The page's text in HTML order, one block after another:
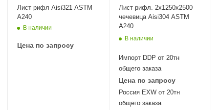
Лист рифл Aisi321 ASTM
A240
В наличии
Цена по запросу
Лист рифл. 2x1250х2500
чечевица Aisi304 ASTM
A240
В наличии
Импорт DDP от 20тн
общего заказа
Цена по запросу
Россия EXW от 20тн
общего заказа